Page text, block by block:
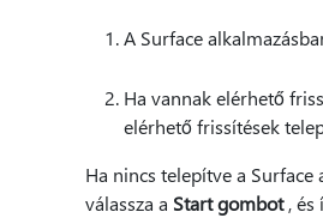
A Surface
Ha vannak elérhető
elérhető frissítések
Ha nincs telepítve a Surface
válassza a Start gombot, és